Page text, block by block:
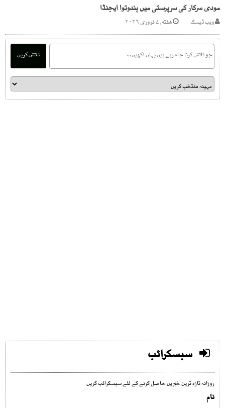
مودی سرکار کی سرپرستی میں ہندوتوا ایجنڈا
ویب ڈیسک هفته, ۷ فروری ۲۰۲۶
تلاش کریں
سبسکرائب
روزانہ تازہ ترین خبریں حاصل کرنے کے لئے سبسکرائب کریں
نام